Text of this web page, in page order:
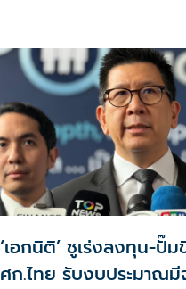
สัญญา
‘เอกนิติ’ ชูเร่งลงทุน-ปั๊
ศก.ไทย รับงบประมาณ